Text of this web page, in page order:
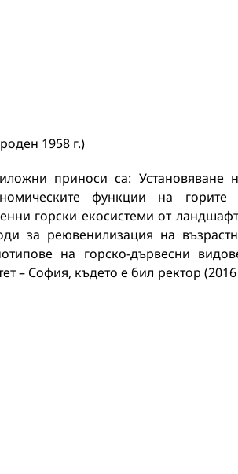
1958 г.)
приноси са: Установяване
функции на горите
горски екосистеми от
за реювенилизация на
на горско-дървесни
– София, където е бил ректор